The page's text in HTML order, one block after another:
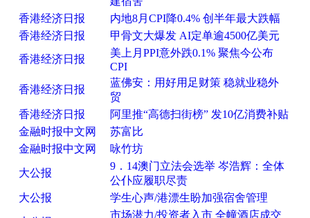
香港经济日报
内地8月CPI降0.4% 创半年最大跌幅
香港经济日报
甲骨文大爆发 AI定单逾4500亿美元
香港经济日报
美上月PPI意外跌0.1% 聚焦今公布
CPI
香港经济日报
蓝佛安：用好用足财策 稳就业稳外
贸
香港经济日报
阿里推“高德扫街榜” 发10亿消费补贴
金融时报中文网
苏富比
金融时报中文网
咏竹坊
大公报
9．14澳门立法会选举 岑浩辉：全体
公仆应履职尽责
大公报
学生心声/港漂生盼加强宿舍管理
市场潜力/投资者入市 全幢酒店成交